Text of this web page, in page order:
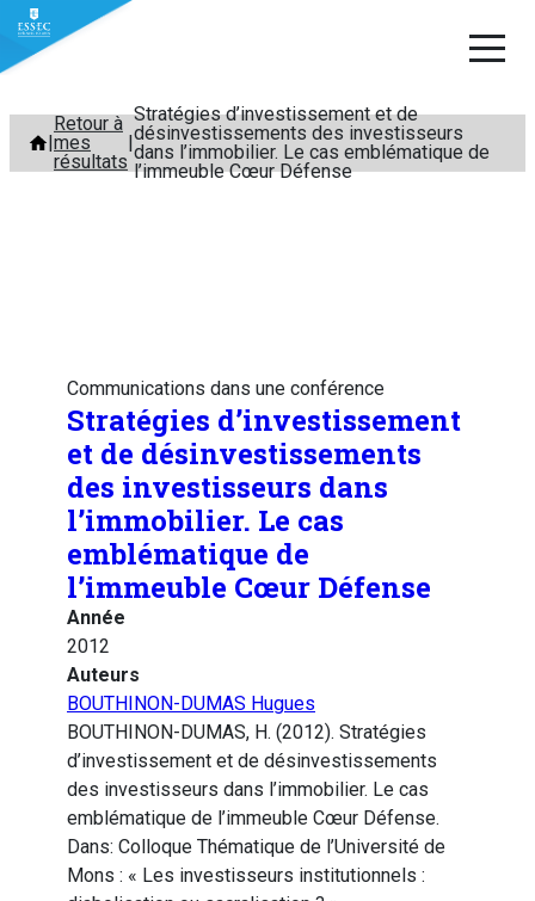
Aller
contenu
Retour à
mes
résultats
Stratégies d’investissement et de
désinvestissements des investisseurs
dans l’immobilier. Le cas emblématique de
l’immeuble Cœur Défense
Communications dans une conférence
Stratégies d’investissement
et de désinvestissements
des investisseurs dans
l’immobilier. Le cas
emblématique de
l’immeuble Cœur Défense
Année
2012
Auteurs
BOUTHINON-DUMAS Hugues
BOUTHINON-DUMAS, H. (2012). Stratégies
d’investissement et de désinvestissements
des investisseurs dans l’immobilier. Le cas
emblématique de l’immeuble Cœur Défense.
Dans: Colloque Thématique de l’Université de
Mons : « Les investisseurs institutionnels :